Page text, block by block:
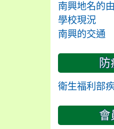
南興地名的
學校現況
南興的交通
防
衛生福利部
會